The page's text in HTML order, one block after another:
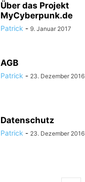
Über das Projekt
MyCyberpunk.de
Patrick - 9. Januar 2017
AGB
Patrick - 23. Dezember 2016
Datenschutz
Patrick - 23. Dezember 2016